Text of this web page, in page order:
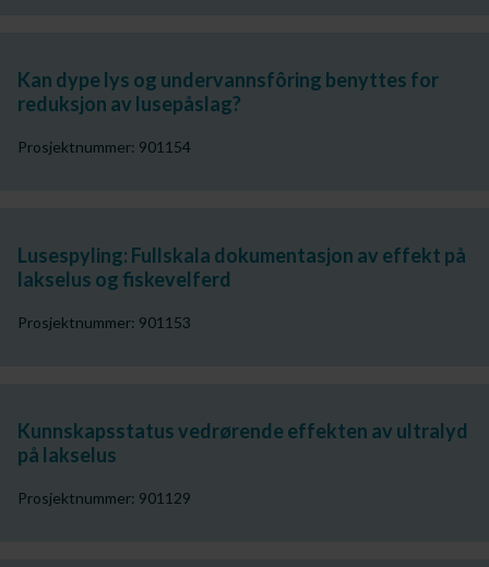
Kan dype lys og undervannsfôring benyttes for
reduksjon av lusepåslag?
Prosjektnummer: 901154
Lusespyling: Fullskala dokumentasjon av effekt på
lakselus og fiskevelferd
Prosjektnummer: 901153
Kunnskapsstatus vedrørende effekten av ultralyd
på lakselus
Prosjektnummer: 901129